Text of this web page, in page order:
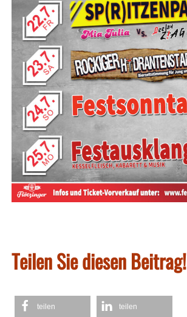
Teilen Sie diesen Beitrag!
teilen teilen